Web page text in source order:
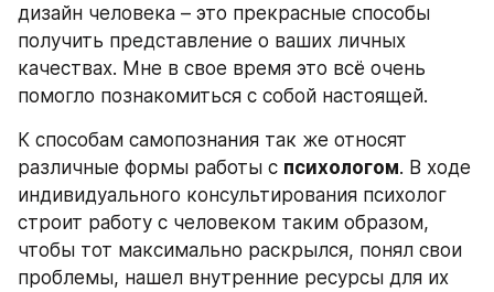
дизайн человека – это прекрасные способы
получить представление о ваших личных
качествах. Мне в свое время это всё очень
помогло познакомиться с собой настоящей.
К способам самопознания так же относят
различные формы работы с психологом. В ходе
индивидуального консультирования психолог
строит работу с человеком таким образом,
чтобы тот максимально раскрылся, понял свои
проблемы, нашел внутренние ресурсы для их